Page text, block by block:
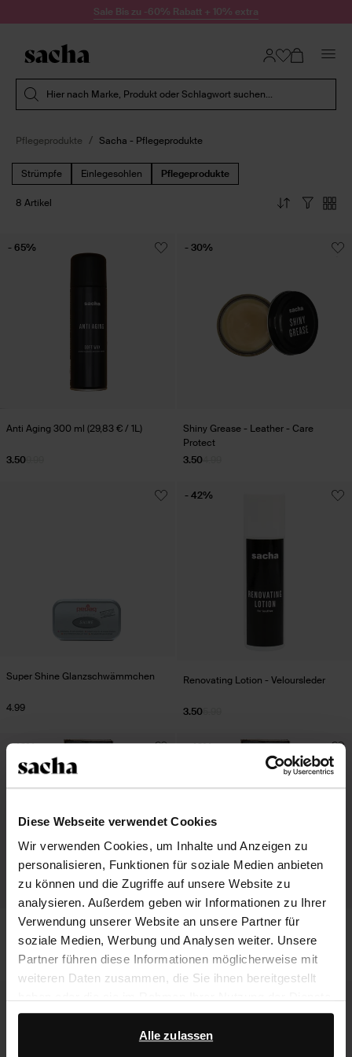
Diese Webseite verwendet Cookies
Wir verwenden Cookies, um Inhalte und Anzeigen zu
personalisieren, Funktionen für soziale Medien anbieten
zu können und die Zugriffe auf unsere Website zu
analysieren. Außerdem geben wir Informationen zu Ihrer
Verwendung unserer Website an unsere Partner für
soziale Medien, Werbung und Analysen weiter. Unsere
Partner führen diese Informationen möglicherweise mit
weiteren Daten zusammen, die Sie ihnen bereitgestellt
gesammelt haben.
Darüber hinaus arbeiten wir mit Google zu Werbe- und
Alle zulassen
Zum Inhalt springenSale Bis zu -60% Rabatt + 10% extra
Hier nach Marke, Produkt oder Schlagwort suchen...
Pflegeprodukte Sacha - Pflegeprodukte
Strümpfe Einlegesohlen Pflegeprodukte
8 Artikel
Anti Aging 300 ml (29,83 € / 1L)
3.50
- 65%
Shiny Grease - Leather - Care
Protect
3.50
- 30%
Super Shine Glanzschwämmchen
4.99
Renovating Lotion - Veloursleder
3.50
- 42%
Color Boost Brown
5.99
3.50
- 42%
Color Boost Colorless
5.99
3.50
- 42%